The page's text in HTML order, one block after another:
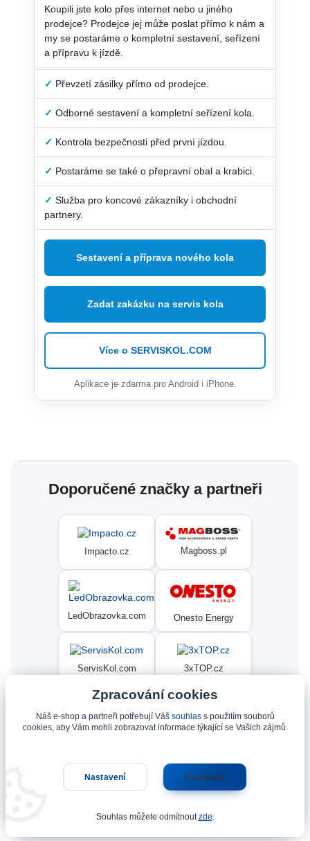
Koupili jste kolo přes internet nebo u jiného
prodejce? Prodejce jej může poslat přímo k nám a
my se postaráme o kompletní sestavení, seřízení
a přípravu k jízdě.
✓ Převzetí zásilky přímo od prodejce.
✓ Odborné sestavení a kompletní seřízení kola.
✓ Kontrola bezpečnosti před první jízdou.
✓ Postaráme se také o přepravní obal a krabici.
✓ Služba pro koncové zákazníky i obchodní
partnery.
Sestavení a příprava nového kola
Zadat zakázku na servis kola
Více o SERVISKOL.COM
Aplikace je zdarma pro Android i iPhone.
Doporučené značky a partneři
Impacto.cz Magboss.pl
LedObrazovka.com Onesto Energy
ServisKol.com 3xTOP.cz
Condat Ninex.cz
Zpracování cookies
Náš e-shop a partneři potřebují Váš souhlass použitím souborů
cookies, aby Vám mohli zobrazovat informace týkající se Vašich zájmů.
Nastavení Souhlasím
Souhlas můžete odmítnoutzde